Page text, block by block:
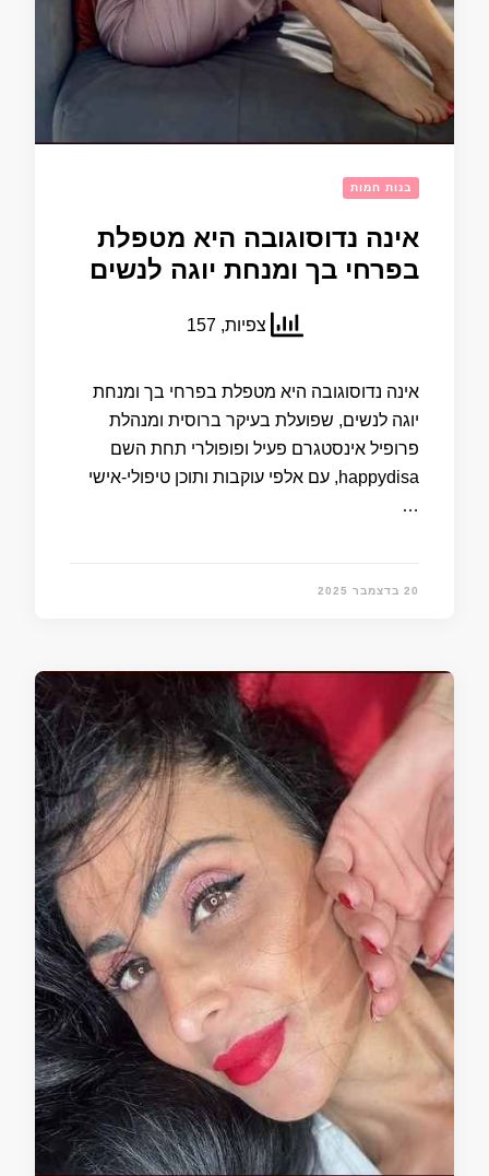
בנות חמות
אינה נדוסוגובה היא מטפלת
בפרחי בך ומנחת יוגה לנשים
צפיות, 157
אינה נדוסוגובה היא מטפלת בפרחי בך ומנחת
יוגה לנשים, שפועלת בעיקר ברוסית ומנהלת
פרופיל אינסטגרם פעיל ופופולרי תחת השם
happydisa, עם אלפי עוקבות ותוכן טיפולי‑אישי
…
20 בדצמבר 2025